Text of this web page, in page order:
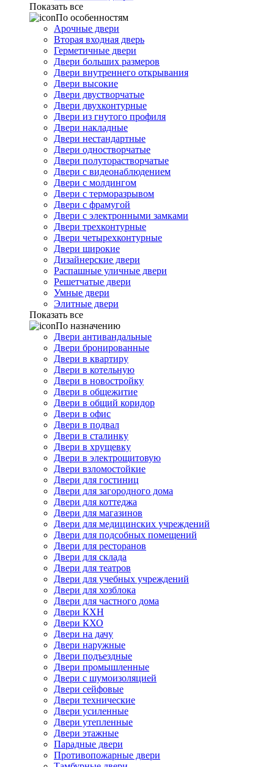
Показать все
По особенностям
Арочные двери
Вторая входная дверь
Герметичные двери
Двери больших размеров
Двери внутреннего открывания
Двери высокие
Двери двустворчатые
Двери двухконтурные
Двери из гнутого профиля
Двери накладные
Двери нестандартные
Двери одностворчатые
Двери полуторастворчатые
Двери с видеонаблюдением
Двери с молдингом
Двери с терморазрывом
Двери с фрамугой
Двери с электронными замками
Двери трехконтурные
Двери четырехконтурные
Двери широкие
Дизайнерские двери
Распашные уличные двери
Решетчатые двери
Умные двери
Элитные двери
Показать все
По назначению
Двери антивандальные
Двери бронированные
Двери в квартиру
Двери в котельную
Двери в новостройку
Двери в общежитие
Двери в общий коридор
Двери в офис
Двери в подвал
Двери в сталинку
Двери в хрущевку
Двери в электрощитовую
Двери взломостойкие
Двери для гостиниц
Двери для загородного дома
Двери для коттеджа
Двери для магазинов
Двери для медицинских учреждений
Двери для подсобных помещений
Двери для ресторанов
Двери для склада
Двери для театров
Двери для учебных учреждений
Двери для хозблока
Двери для частного дома
Двери КХН
Двери КХО
Двери на дачу
Двери наружные
Двери подъездные
Двери промышленные
Двери с шумоизоляцией
Двери сейфовые
Двери технические
Двери усиленные
Двери утепленные
Двери этажные
Парадные двери
Противопожарные двери